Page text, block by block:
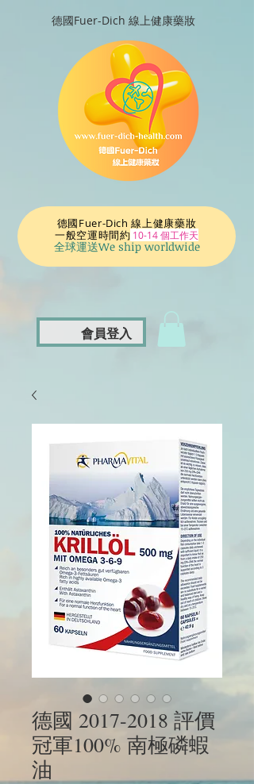
德國Fuer-Dich 線上健康藥妝
德國Fuer-Dich 線上健康藥妝
一般空運時間約 10-14 個工作天
全球運送We ship worldwide
會員登入
德國 2017-2018 評價
冠軍100% 南極磷蝦
油